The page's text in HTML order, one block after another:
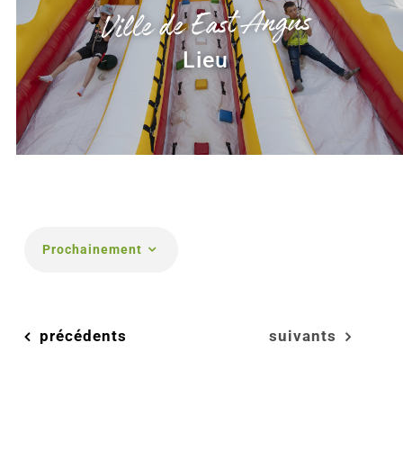
Ville de East Angus
Lieu
Prochainement
date.
Évènements
précédents Évènements
suivants